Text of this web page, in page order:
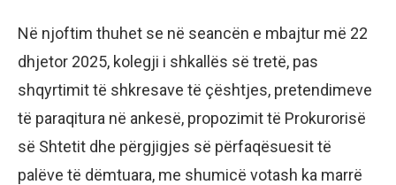
Në njoftim thuhet se në seancën e mbajtur më 22
dhjetor 2025, kolegji i shkallës së tretë, pas
shqyrtimit të shkresave të çështjes, pretendimeve
të paraqitura në ankesë, propozimit të Prokurorisë
së Shtetit dhe përgjigjes së përfaqësuesit të
palëve të dëmtuara, me shumicë votash ka marrë